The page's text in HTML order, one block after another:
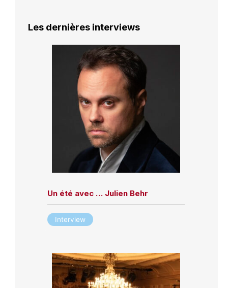
Les dernières interviews
Un été avec … Julien Behr
Interview